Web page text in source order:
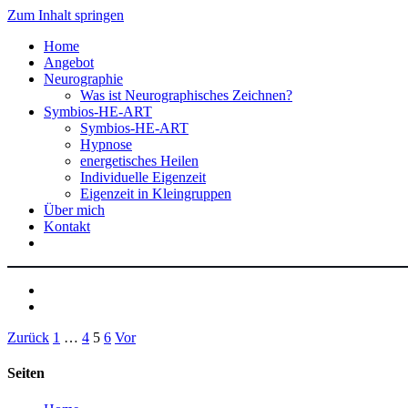
Zum Inhalt springen
Home
Angebot
Neurographie
Was ist Neurographisches Zeichnen?
Symbios-HE-ART
Symbios-HE-ART
Hypnose
energetisches Heilen
Individuelle Eigenzeit
Eigenzeit in Kleingruppen
Über mich
Kontakt
Zurück 1 … 4 5 6 Vor
Seiten